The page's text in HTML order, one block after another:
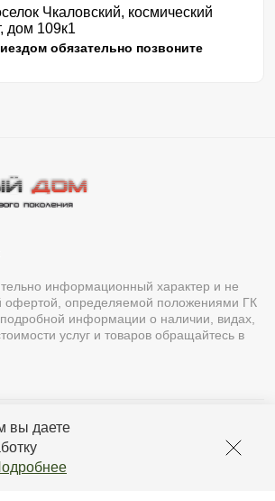
вы даете
Чкаловский, космический
дом 109к1
обязательно позвоните
информационный характер и не
офертой, определяемой положениями ГК
информации о наличии, видах,
услуг и товаров обращайтесь в
Lukevium